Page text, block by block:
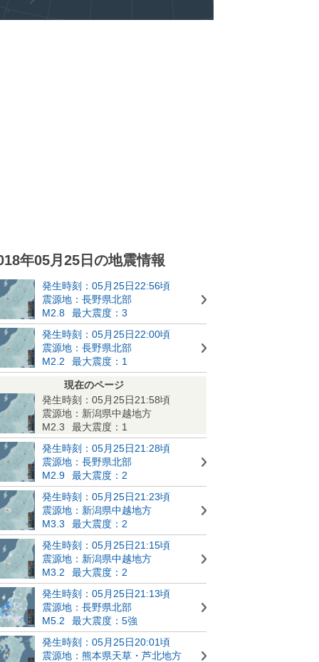
年05月25日の地震情報
発生時刻：05月25日22:56頃
震源地：長野県北部
M2.8
最大震度：3
発生時刻：05月25日22:00頃
震源地：長野県北部
M2.2
最大震度：1
現在のページ
発生時刻：05月25日21:58頃
震源地：新潟県中越地方
M2.3
最大震度：1
発生時刻：05月25日21:28頃
震源地：長野県北部
M2.9
最大震度：2
発生時刻：05月25日21:23頃
震源地：新潟県中越地方
M3.3
最大震度：2
発生時刻：05月25日21:15頃
震源地：新潟県中越地方
M3.2
最大震度：2
発生時刻：05月25日21:13頃
震源地：長野県北部
M5.2
最大震度：5強
発生時刻：05月25日20:01頃
震源地：熊本県天草・芦北地方